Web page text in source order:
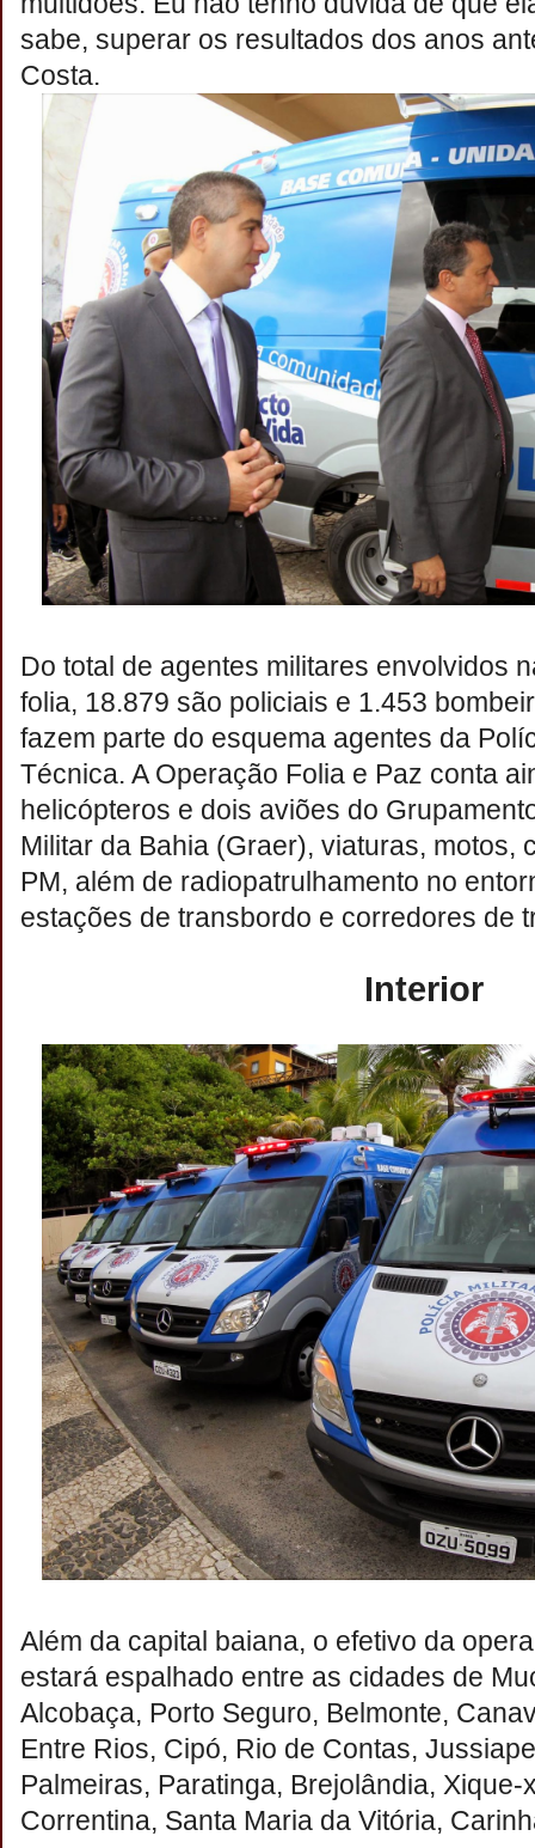
sabe, superar os resultados dos anos
Costa.
Do total de agentes militares envolvidos
folia, 18.879 são policiais e 1.453
fazem parte do esquema agentes da
Técnica. A Operação Folia e Paz conta
helicópteros e dois aviões do
Militar da Bahia (Graer), viaturas, motos,
PM, além de radiopatrulhamento no
estações de transbordo e corredores de
Interior
Além da capital baiana, o efetivo da
estará espalhado entre as cidades de
Alcobaça, Porto Seguro, Belmonte,
Entre Rios, Cipó, Rio de Contas,
Palmeiras, Paratinga, Brejolândia, Xique-
Correntina, Santa Maria da Vitória,